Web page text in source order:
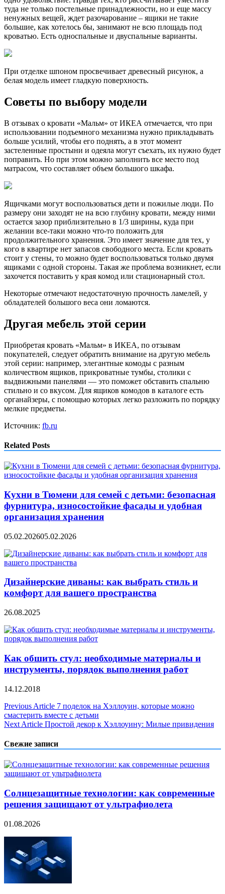
туда не только постельные принадлежности, но и еще массу
ненужных вещей, ждет разочарование – ящики не такие
большие, как хотелось бы, занимают не всю площадь под
кроватью. Есть односпальные и двуспальные варианты.
При отделке шпоном просвечивает древесный рисунок, а
белая модель имеет гладкую поверхность.
Советы по выбору модели
В отзывах о кровати «Мальм» от ИКЕА отмечается, что при
использовании подъемного механизма нужно прикладывать
больше усилий, чтобы его поднять, а в этот момент
застеленные простыни и одеяла могут съехать, их нужно будет
поправить. Но при этом можно заполнить все место под
матрасом, что составляет объем большого шкафа.
Ящичками могут воспользоваться дети и пожилые люди. По
размеру они заходят не на всю глубину кровати, между ними
остается зазор приблизительно в 1/3 ширины, куда при
желании все-таки можно что-то положить для
продолжительного хранения. Это имеет значение для тех, у
кого в квартире нет запасов свободного места. Если кровать
стоит у стены, то можно будет воспользоваться только двумя
ящиками с одной стороны. Такая же проблема возникнет, если
захочется поставить у края комод или стационарный стол.
Некоторые отмечают недостаточную прочность ламелей, у
обладателей большого веса они ломаются.
Другая мебель этой серии
Приобретая кровать «Мальм» в ИКЕА, по отзывам
покупателей, следует обратить внимание на другую мебель
этой серии: например, элегантные комоды с разным
количеством ящиков, прикроватные тумбы, столики с
выдвижными панелями — это поможет обставить спальню
стильно и со вкусом. Для ящиков комодов в каталоге есть
органайзеры, с помощью которых легко разложить по порядку
мелкие предметы.
Источник: fb.ru
Related Posts
Кухни в Тюмени для семей с детьми: безопасная
фурнитура, износостойкие фасады и удобная
организация хранения
05.02.202605.02.2026
Дизайнерские диваны: как выбрать стиль и
комфорт для вашего пространства
26.08.2025
Как обшить стул: необходимые материалы и
инструменты, порядок выполнения работ
14.12.2018
Навигация
по
Previous Article 7 поделок на Хэллоуин, которые можно
смастерить вместе с детьми
Next Article Простой декор к Хэллоуину: Милые привидения
Свежие записи
Солнцезащитные технологии: как современные
решения защищают от ультрафиолета
01.08.2026